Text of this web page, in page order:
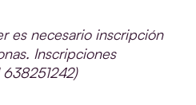
es necesario inscripción
Inscripciones
638251242)